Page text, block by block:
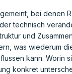
bei denen
technisch
und
was wiederum
kann. Worin
konkret